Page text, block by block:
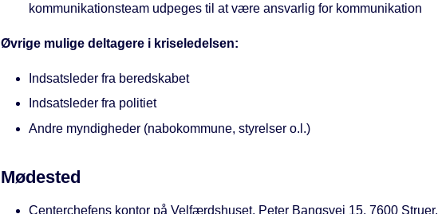
kommunikationsteam udpeges til at være ansvarlig for kommunikation
Øvrige mulige deltagere i kriseledelsen:
Indsatsleder fra beredskabet
Indsatsleder fra politiet
Andre myndigheder (nabokommune, styrelser o.l.)
Mødested
Centerchefens kontor på Velfærdshuset, Peter Bangsvej 15, 7600 Struer.